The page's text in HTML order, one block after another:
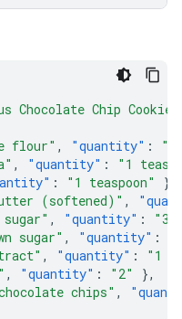
Chocolate Chip
flour" , "quantity" :
"2
, "quantity" :
"1
: "1 teaspoon"
},
(softened)" ,
, "quantity" :
"3/
sugar" , "quantity" :
, "quantity" :
"1
, "quantity" : "2"
},
chips" ,